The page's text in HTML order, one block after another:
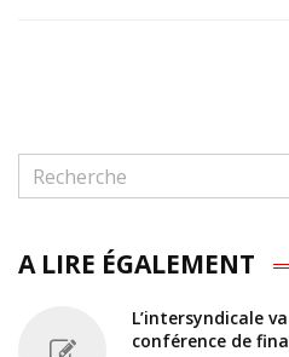
A LIRE ÉGALEMENT
L’intersyndicale
conférence de